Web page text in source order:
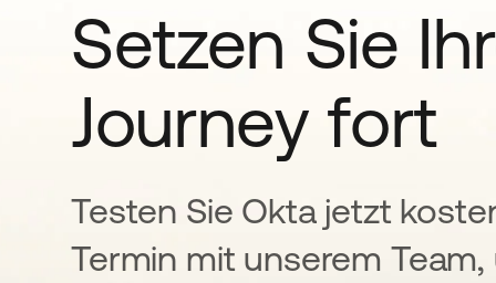
Setzen Sie
Journey fort
Testen Sie Okta jetzt
Termin mit unserem